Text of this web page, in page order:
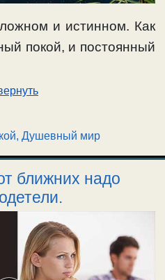
и истинном. Как
покой, и постоянный
Душевный мир
ближних надо